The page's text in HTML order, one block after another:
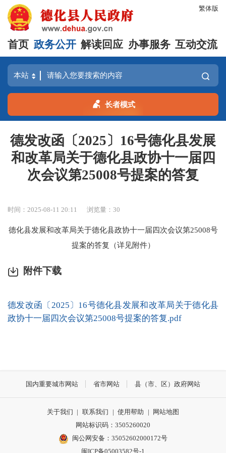
繁体版
首页 政务公开 解读回应 办事服务 互动交流
长者模式
德发改函〔2025〕16号德化县发展
和改革局关于德化县政协十一届四
次会议第25008号提案的答复
时间：2025-08-11 20:11 浏览量：30
德化县发展和改革局关于德化县政协十一届四次会议第25008号
提案的答复（详见附件）
附件下载
德发改函〔2025〕16号德化县发展和改革局关于德化县
政协十一届四次会议第25008号提案的答复.pdf
国内重要城市网站 省市网站 县（市、区）政府网站
关于我们 | 联系我们 | 使用帮助 |
网站地图
网站标识码：3505260020
闽公网安备：35052602000172号
闽ICP备05003582号-1